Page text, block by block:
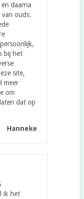
daarna
ouds.
bij het
site,
meer
om
dat op
Hanneke
ik het